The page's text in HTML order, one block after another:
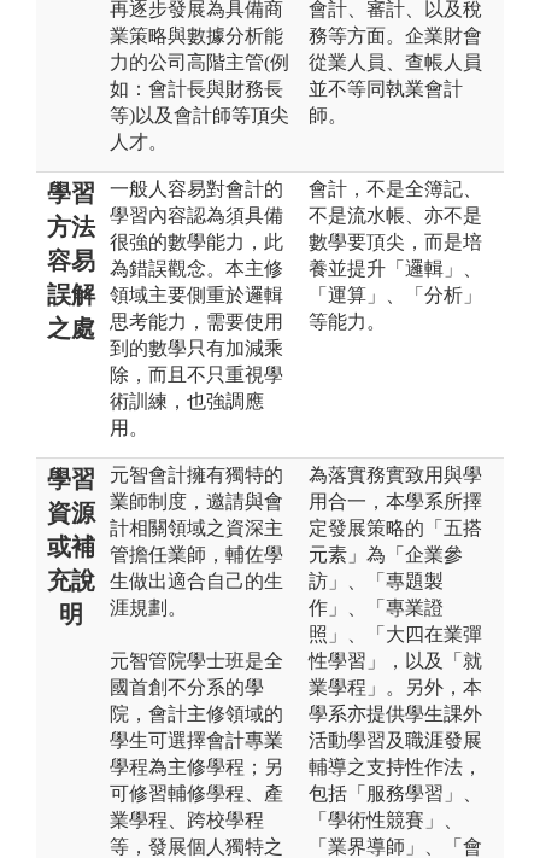
再逐步發展為具備商
業策略與數據分析能
力的公司高階主管(例
如：會計長與財務長
等)以及會計師等頂尖
人才。
會計、審計、以及稅
務等方面。企業財會
從業人員、查帳人員
並不等同執業會計
師。
學習
方法
容易
誤解
之處
一般人容易對會計的
學習內容認為須具備
很強的數學能力，此
為錯誤觀念。本主修
領域主要側重於邏輯
思考能力，需要使用
到的數學只有加減乘
除，而且不只重視學
術訓練，也強調應
用。
會計，不是全簿記、
不是流水帳、亦不是
數學要頂尖，而是培
養並提升「邏輯」、
「運算」、「分析」
等能力。
學習
資源
或補
充說
明
元智會計擁有獨特的
業師制度，邀請與會
計相關領域之資深主
管擔任業師，輔佐學
生做出適合自己的生
涯規劃。
元智管院學士班是全
國首創不分系的學
院，會計主修領域的
學生可選擇會計專業
學程為主修學程；另
可修習輔修學程、產
業學程、跨校學程
等，發展個人獨特之
為落實務實致用與學
用合一，本學系所擇
定發展策略的「五搭
元素」為「企業參
訪」、「專題製
作」、「專業證
照」、「大四在業彈
性學習」，以及「就
業學程」。另外，本
學系亦提供學生課外
活動學習及職涯發展
輔導之支持性作法，
包括「服務學習」、
「學術性競賽」、
「業界導師」、「會